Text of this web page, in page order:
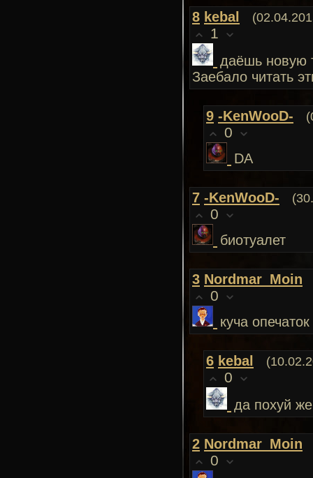
8 kebal
1
даёшь новую
Заебало читать
9 -KenWooD-
0
DA
7 -KenWooD-
0
биотуалет
3 Nordmar_Мoin
0
куча
6 kebal
0
да похуй же
2 Nordmar_Мoin
0